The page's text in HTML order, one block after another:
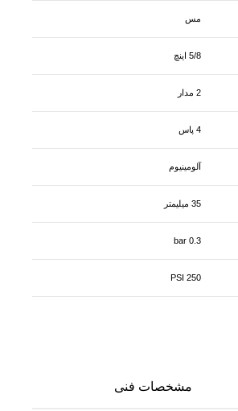
مس
5/8 اینچ
2 مدار
4 پاس
آلومینیوم
35 میلیمتر
0.3 bar
250 PSI
مشخصات فنی